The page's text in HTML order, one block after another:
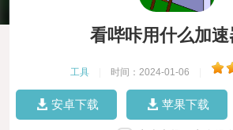
看哔咔用什么加速
工具 时间：2024-01-06
安卓下载 苹果下载